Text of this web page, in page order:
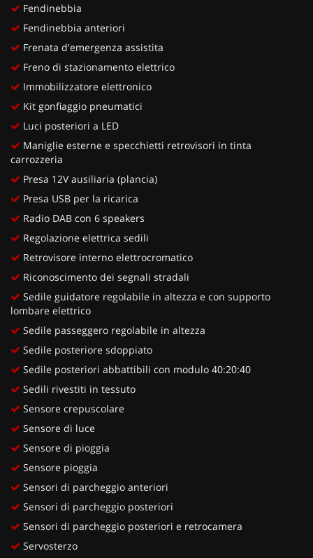
Fendinebbia
Fendinebbia anteriori
Frenata d'emergenza assistita
Freno di stazionamento elettrico
Immobilizzatore elettronico
Kit gonfiaggio pneumatici
Luci posteriori a LED
Maniglie esterne e specchietti retrovisori in tinta
carrozzeria
Presa 12V ausiliaria (plancia)
Presa USB per la ricarica
Radio DAB con 6 speakers
Regolazione elettrica sedili
Retrovisore interno elettrocromatico
Riconoscimento dei segnali stradali
Sedile guidatore regolabile in altezza e con supporto
lombare elettrico
Sedile passeggero regolabile in altezza
Sedile posteriore sdoppiato
Sedile posteriori abbattibili con modulo 40:20:40
Sedili rivestiti in tessuto
Sensore crepuscolare
Sensore di luce
Sensore di pioggia
Sensore pioggia
Sensori di parcheggio anteriori
Sensori di parcheggio posteriori
Sensori di parcheggio posteriori e retrocamera
Servosterzo